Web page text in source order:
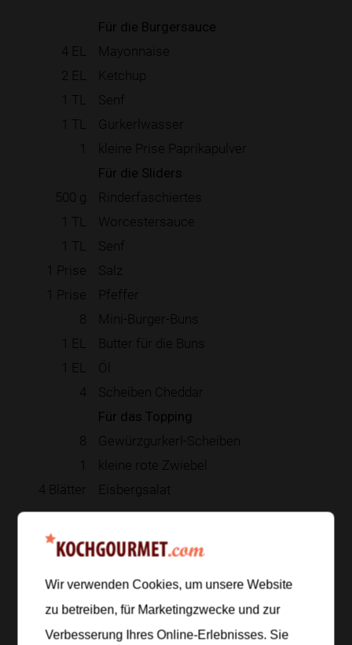
Für die Burgersauce
4 EL
Mayonnaise
2 EL
Ketchup
1 TL
Senf
1 TL
Gurkerlwasser
1
kleine Prise Paprikapulver
Für die Sliders
500 g
Rinderfaschiertes
1 TL
Worcestersauce
1 TL
Senf
1 Prise
Salz
1 Prise
Pfeffer
8
Mini-Burger-Buns
1 EL
Butter für die Buns
1 EL
Öl
4
Scheiben Cheddar
Für das Topping
8
Gewürzgurkerl-Scheiben
1
kleine rote Zwiebel
4 Blätter Eisbergsalat
Zur Einkaufsliste hinzufügen
Zubereitung
Wir verwenden Cookies, um unsere Website
zu betreiben, für Marketingzwecke und zur
Verbesserung Ihres Online-Erlebnisses. Sie